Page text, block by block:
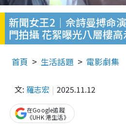
新聞女王2｜佘詩曼搏命
門拍攝 花絮曝光八層樓
首頁 生活話題 電影劇集
文: 羅志宏 2025.11.12
在Google追蹤
《UHK 港生活》